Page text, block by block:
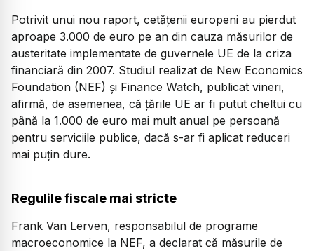
Potrivit unui nou raport, cetățenii europeni au pierdut
aproape 3.000 de euro pe an din cauza măsurilor de
austeritate implementate de guvernele UE de la criza
financiară din 2007. Studiul realizat de New Economics
Foundation (NEF) și Finance Watch, publicat vineri,
afirmă, de asemenea, că țările UE ar fi putut cheltui cu
până la 1.000 de euro mai mult anual pe persoană
pentru serviciile publice, dacă s-ar fi aplicat reduceri
mai puțin dure.
Regulile fiscale mai stricte
Frank Van Lerven, responsabilul de programe
macroeconomice la NEF, a declarat că măsurile de